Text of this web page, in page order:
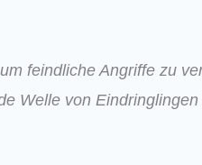
feindliche Angriffe zu
Welle von Eindringlingen